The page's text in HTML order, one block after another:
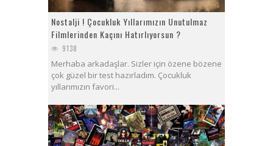
Nostalji ! Çocukluk Yıllarımızın Unutulmaz
Filmlerinden Kaçını Hatırlıyorsun ?
9138
Merhaba arkadaşlar. Sizler için özene bözene
çok güzel bir test hazırladım. Çocukluk
yıllarımızın favori...